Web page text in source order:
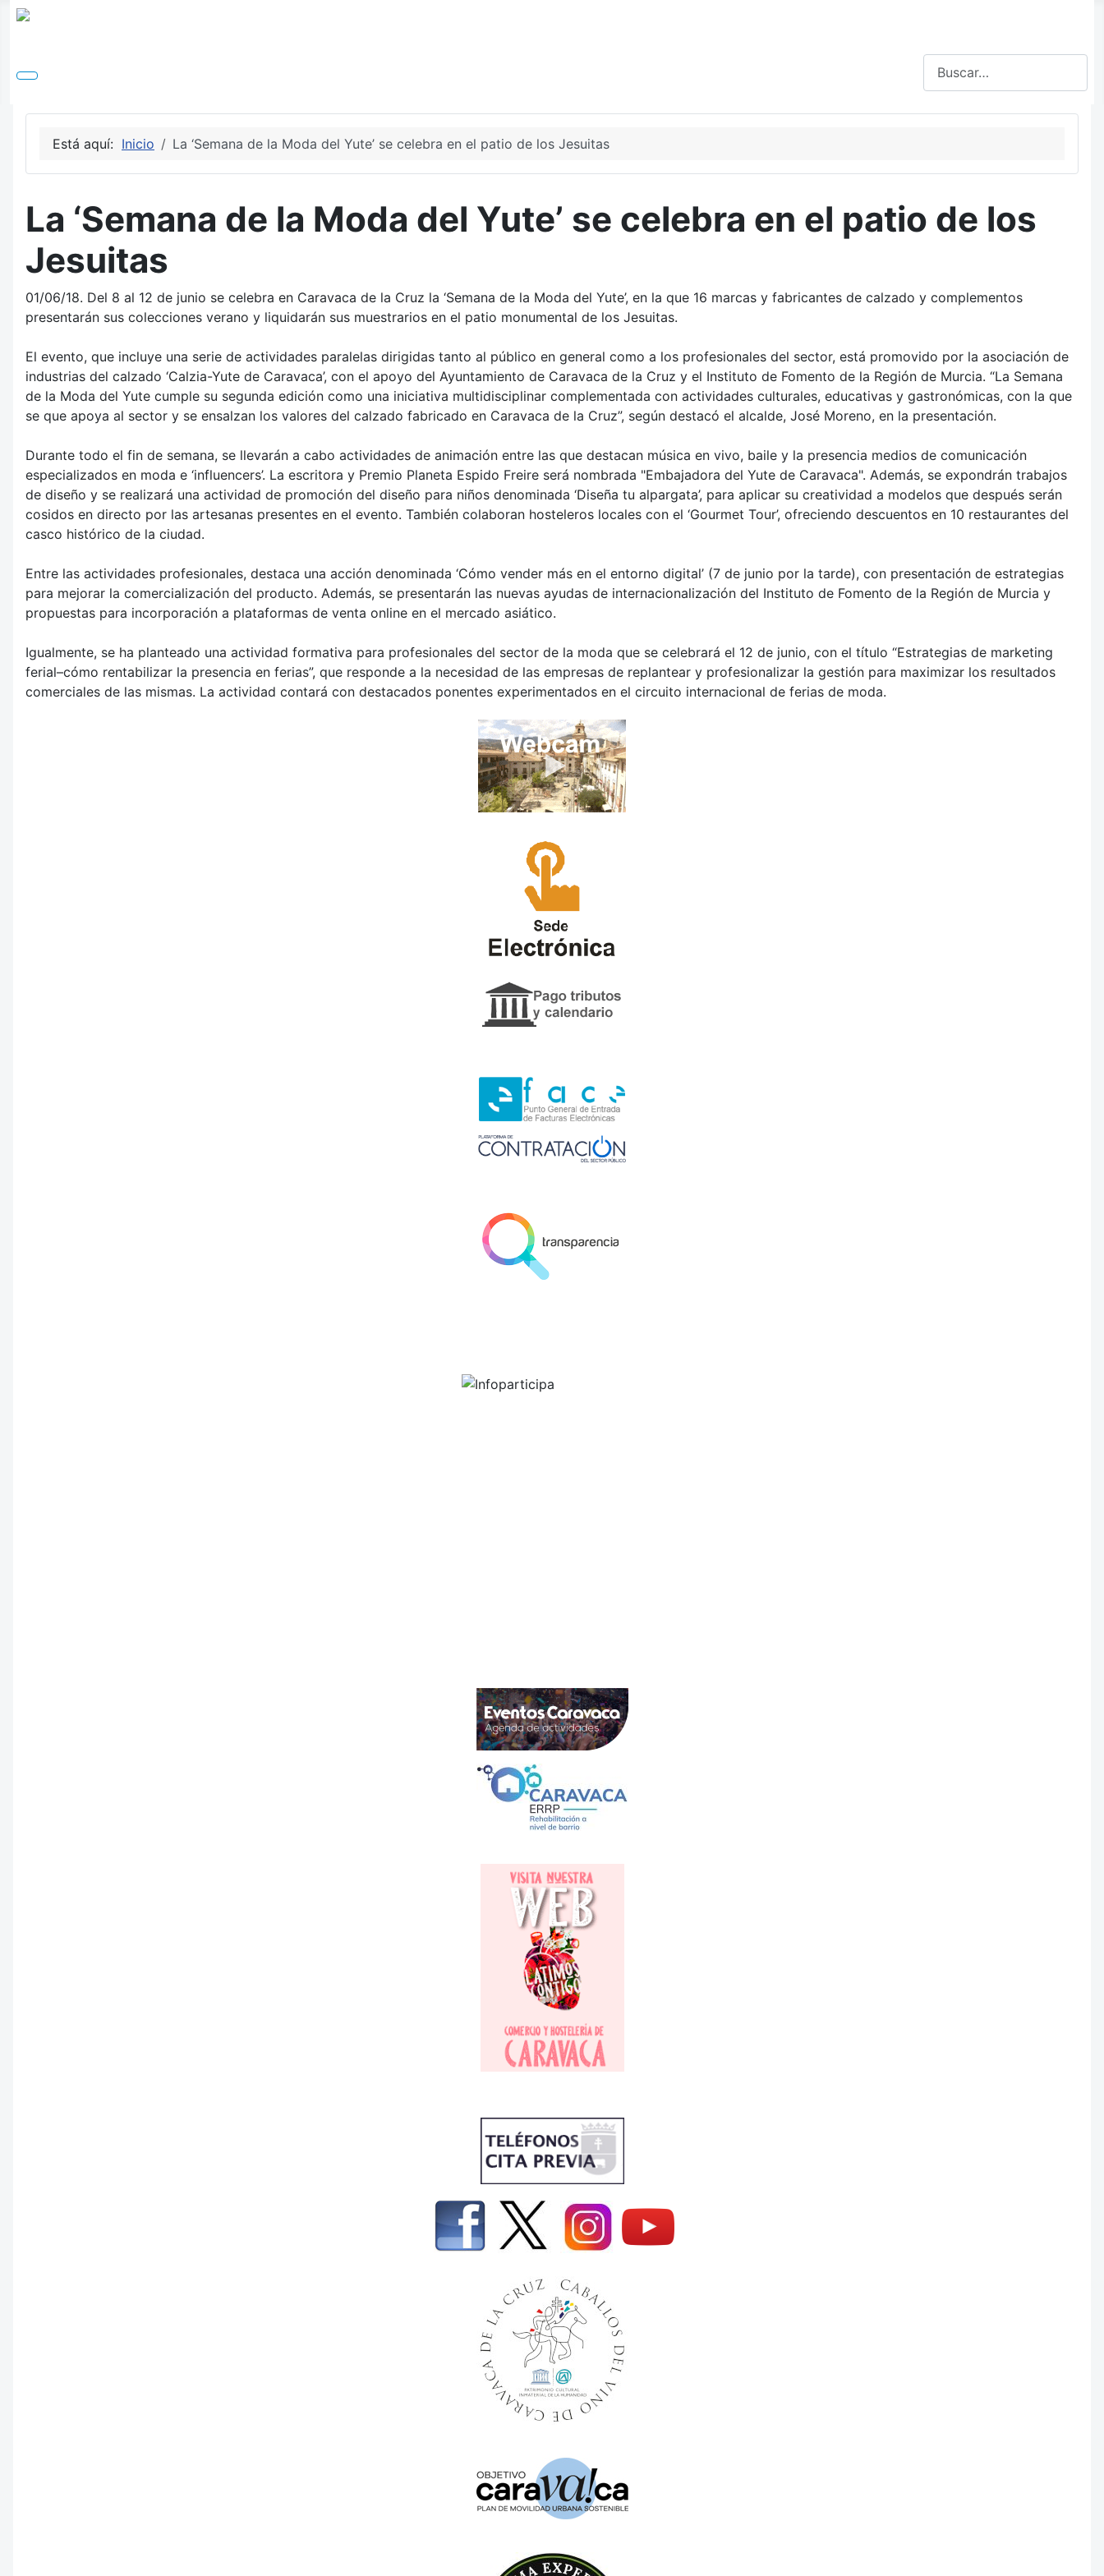
Está aquí: Inicio La ‘Semana de la Moda del Yute’ se celebra en el patio de los Jesuitas
La ‘Semana de la Moda del Yute’ se celebra en el patio de los
Jesuitas
01/06/18. Del 8 al 12 de junio se celebra en Caravaca de la Cruz la ‘Semana de la Moda del Yute’, en la que 16 marcas y fabricantes de calzado y complementos
presentarán sus colecciones verano y liquidarán sus muestrarios en el patio monumental de los Jesuitas.
El evento, que incluye una serie de actividades paralelas dirigidas tanto al público en general como a los profesionales del sector, está promovido por la asociación de
industrias del calzado ‘Calzia-Yute de Caravaca’, con el apoyo del Ayuntamiento de Caravaca de la Cruz y el Instituto de Fomento de la Región de Murcia. “La Semana
de la Moda del Yute cumple su segunda edición como una iniciativa multidisciplinar complementada con actividades culturales, educativas y gastronómicas, con la que
se que apoya al sector y se ensalzan los valores del calzado fabricado en Caravaca de la Cruz”, según destacó el alcalde, José Moreno, en la presentación.
Durante todo el fin de semana, se llevarán a cabo actividades de animación entre las que destacan música en vivo, baile y la presencia medios de comunicación
especializados en moda e ‘influencers’. La escritora y Premio Planeta Espido Freire será nombrada "Embajadora del Yute de Caravaca". Además, se expondrán trabajos
de diseño y se realizará una actividad de promoción del diseño para niños denominada ‘Diseña tu alpargata’, para aplicar su creatividad a modelos que después serán
cosidos en directo por las artesanas presentes en el evento. También colaboran hosteleros locales con el ‘Gourmet Tour’, ofreciendo descuentos en 10 restaurantes del
casco histórico de la ciudad.
Entre las actividades profesionales, destaca una acción denominada ‘Cómo vender más en el entorno digital’ (7 de junio por la tarde), con presentación de estrategias
para mejorar la comercialización del producto. Además, se presentarán las nuevas ayudas de internacionalización del Instituto de Fomento de la Región de Murcia y
propuestas para incorporación a plataformas de venta online en el mercado asiático.
Igualmente, se ha planteado una actividad formativa para profesionales del sector de la moda que se celebrará el 12 de junio, con el título “Estrategias de marketing
ferial–cómo rentabilizar la presencia en ferias”, que responde a la necesidad de las empresas de replantear y profesionalizar la gestión para maximizar los resultados
comerciales de las mismas. La actividad contará con destacados ponentes experimentados en el circuito internacional de ferias de moda.